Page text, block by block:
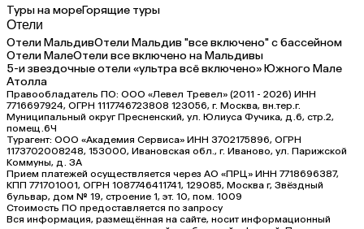
Туры на мореГорящие туры
Отели
Отели МальдивОтели Мальдив "все включено" с бассейном
Отели МалеОтели все включено на Мальдивы
5-и звездочные отели «ультра всё включено» Южного Мале
Атолла
Правообладатель ПО: ООО «Левел Тревел» (2011 - 2026) ИНН
7716697924, ОГРН 1117746723808 123056, г. Москва, вн.тер.г.
Муниципальный округ Пресненский, ул. Юлиуса Фучика, д.6, стр.2,
помещ.6Ч
Турагент: ООО «Академия Сервиса» ИНН 3702175896, ОГРН
1173702008248, 153000, Ивановская обл., г. Иваново, ул. Парижской
Коммуны, д. ЗА
Прием платежей осуществляется через АО «ПРЦ» ИНН 7718696387,
КПП 771701001, ОГРН 1087746411741, 129085, Москва г, Звёздный
бульвар, дом № 19, строение 1, эт. 10, пом. 1009
Стоимость ПО предоставляется по запросу
Вся информация, размещённая на сайте, носит информационный